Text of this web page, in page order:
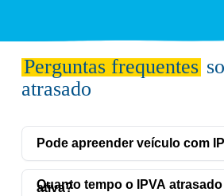
Perguntas frequentes
atrasado
Pode apreender veículo com
Quanto tempo o IPVA
ativa?